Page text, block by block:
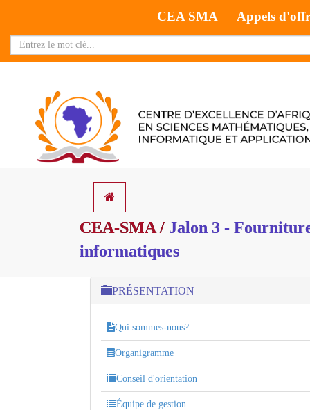
CEA SMA Appels
CEA-SMA / Jalon 3 -
informatiques
PRÉSENTATION
Qui sommes-nous?
Organigramme
Conseil d'orientation
Équipe de gestion